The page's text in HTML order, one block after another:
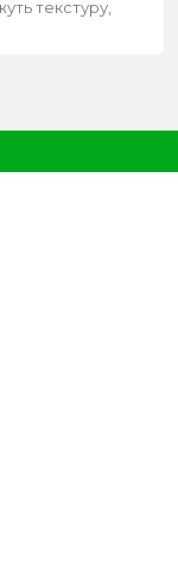
текстуру,